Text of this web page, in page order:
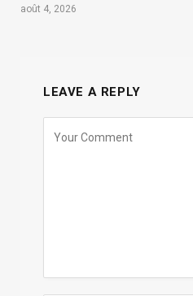
août 4, 2026
LEAVE A REPLY